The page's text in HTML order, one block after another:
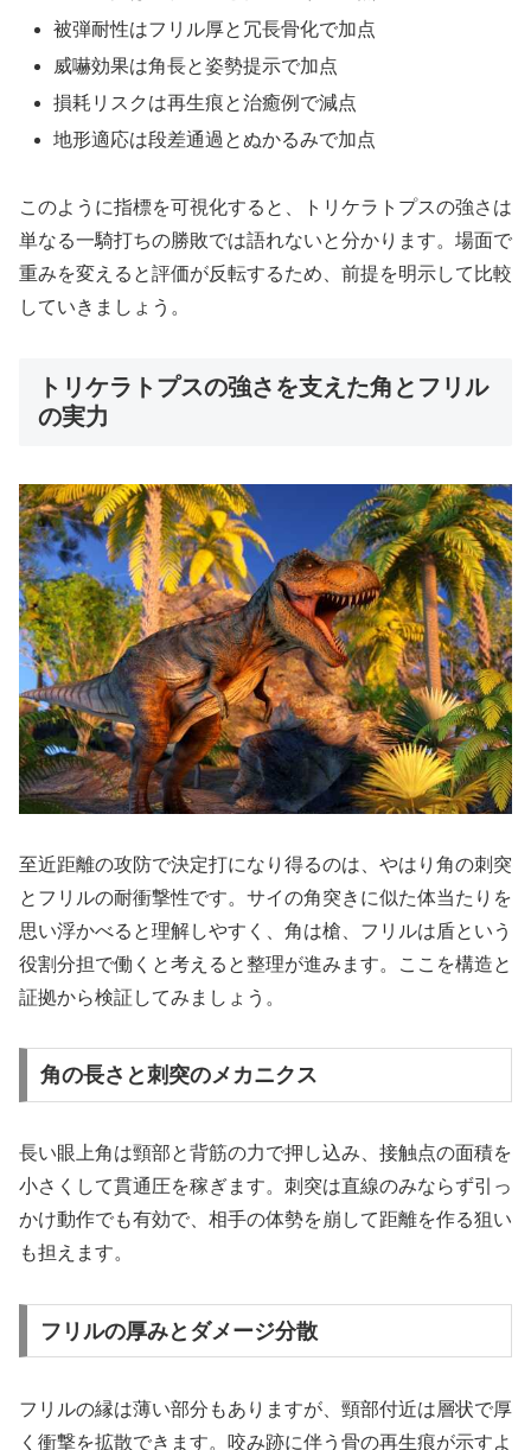
被弾耐性はフリル厚と冗長骨化で加点
威嚇効果は角長と姿勢提示で加点
損耗リスクは再生痕と治癒例で減点
地形適応は段差通過とぬかるみで加点
このように指標を可視化すると、トリケラトプスの強さは
単なる一騎打ちの勝敗では語れないと分かります。場面で
重みを変えると評価が反転するため、前提を明示して比較
していきましょう。
トリケラトプスの強さを支えた角とフリル
の実力
至近距離の攻防で決定打になり得るのは、やはり角の刺突
とフリルの耐衝撃性です。サイの角突きに似た体当たりを
思い浮かべると理解しやすく、角は槍、フリルは盾という
役割分担で働くと考えると整理が進みます。ここを構造と
証拠から検証してみましょう。
角の長さと刺突のメカニクス
長い眼上角は頸部と背筋の力で押し込み、接触点の面積を
小さくして貫通圧を稼ぎます。刺突は直線のみならず引っ
かけ動作でも有効で、相手の体勢を崩して距離を作る狙い
も担えます。
フリルの厚みとダメージ分散
フリルの縁は薄い部分もありますが、頸部付近は層状で厚
く衝撃を拡散できます。咬み跡に伴う骨の再生痕が示すよ